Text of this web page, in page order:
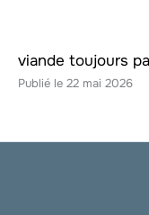
viande toujours
22 mai 2026